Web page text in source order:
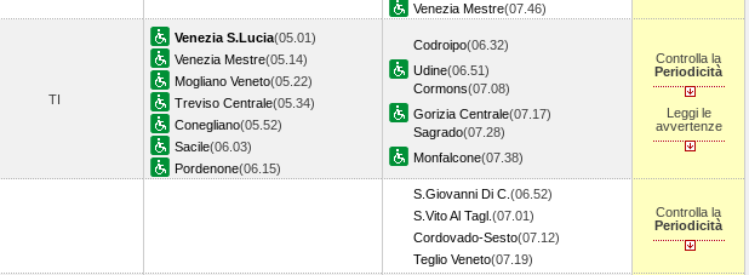
Venezia Mestre(07.46)
TI
Venezia S.Lucia(05.01)
Venezia Mestre(05.14)
Mogliano Veneto(05.22)
Treviso Centrale(05.34)
Conegliano(05.52)
Sacile(06.03)
Pordenone(06.15)
Codroipo(06.32)
Udine(06.51)
Cormons(07.08)
Gorizia Centrale(07.17)
Sagrado(07.28)
Monfalcone(07.38)
Controlla la
Periodicità
Leggi le
avvertenze
S.Giovanni Di C. (06.52)
S.Vito Al Tagl. (07.01)
Cordovado-Sesto(07.12)
Teglio Veneto(07.19)
Controlla la
Periodicità